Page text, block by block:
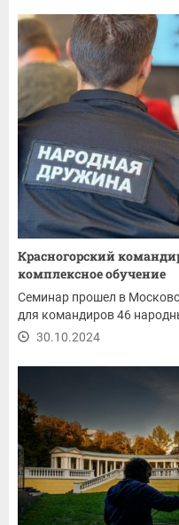
Красногорский
комплексное обучение
Семинар прошел в
для командиров 46
30.10.2024